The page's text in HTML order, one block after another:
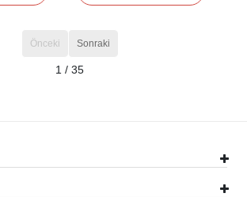
Önceki Sonraki
1 / 35